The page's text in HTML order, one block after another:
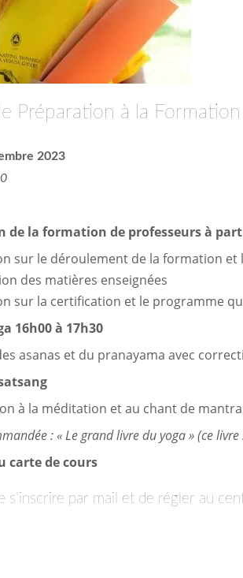
Préparation à la
2023
de la formation de professeurs à
sur le déroulement de la formation
des matières enseignées
sur la certification et le programme
16h00 à 17h30
asanas et du pranayama avec
à la méditation et au chant de
: « Le grand livre du yoga » (ce
carte de cours
s’inscrire par mail et de régler au